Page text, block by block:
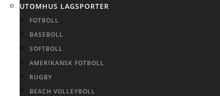
UTOMHUS LAGSPORTER
FOTBOLL
BASEBOLL
SOFTBOLL
AMERIKANSK FOTBOLL
RUGBY
BEACH VOLLEYBOLL